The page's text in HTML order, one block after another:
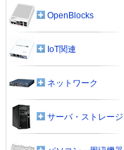
OpenBlocks
IoT関連
ネットワーク
サーバ・ストレージ